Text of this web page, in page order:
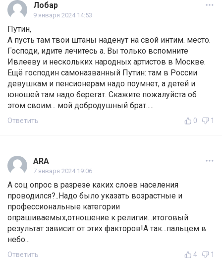
Лобар
9 января 2024 14:53
Путин,
А пусть там твои штаны наденут на свой интим. место.
Господи, идите лечитесь а. Вы только вспомните
Ивлееву и нескольких народных артистов в Москве.
Ещё господин самоназванный Путин: там в России
девушкам и пенсионерам надо поумнет, а детей и
юношей там надо берегат. Скажите пожалуйста об
этом своим... мой добродушный брат.....
Ответить 0 1
ARA
7 января 2024 19:06
А соц опрос в разрезе каких слоев населения
проводился?..Надо было указать возрастные и
профессиональные категории
опрашиваемых,отношение к религии...итоговый
результат зависит от этих факторов!А так...пальцем в
небо...
Ответить 4 1